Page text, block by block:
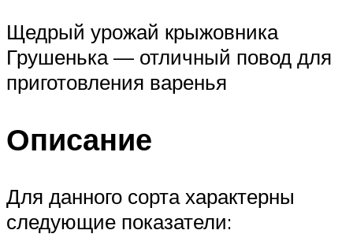
Щедрый урожай крыжовника
Грушенька — отличный повод для
приготовления варенья
Описание
Для данного сорта характерны
следующие показатели: